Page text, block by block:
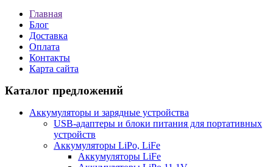
Главная
Блог
Доставка
Оплата
Контакты
Карта сайта
Каталог предложений
Аккумуляторы и зарядные устройства
USB-адаптеры и блоки питания для портативных
устройств
Аккумуляторы LiPo, LiFe
Аккумуляторы LiFe